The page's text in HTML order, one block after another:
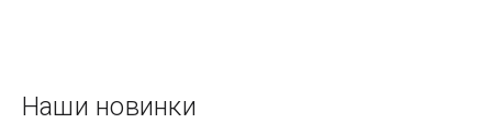
Наши новинки